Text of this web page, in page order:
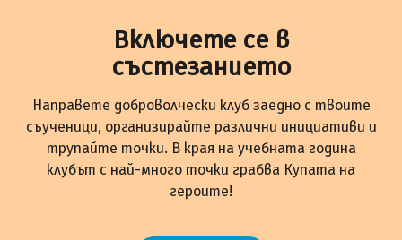
Включете се в
състезанието
Направете доброволчески клуб заедно с твоите
съученици, организирайте различни инициативи и
трупайте точки. В края на учебната година
клубът с най-много точки грабва Купата на
героите!